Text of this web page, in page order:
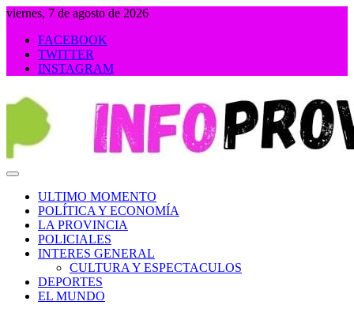
Saltar
contenido
viernes, 7 de agosto de 2026
FACEBOOK
TWITTER
INSTAGRAM
ULTIMO MOMENTO
POLÍTICA Y ECONOMÍA
LA PROVINCIA
POLICIALES
INTERES GENERAL
CULTURA Y ESPECTACULOS
DEPORTES
EL MUNDO